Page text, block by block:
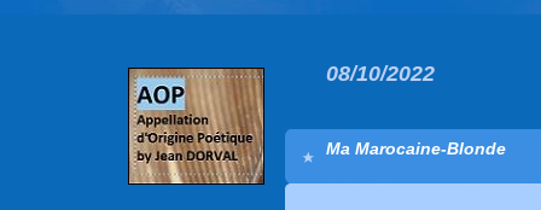
08/10/2022
Ma Marocaine-Blonde